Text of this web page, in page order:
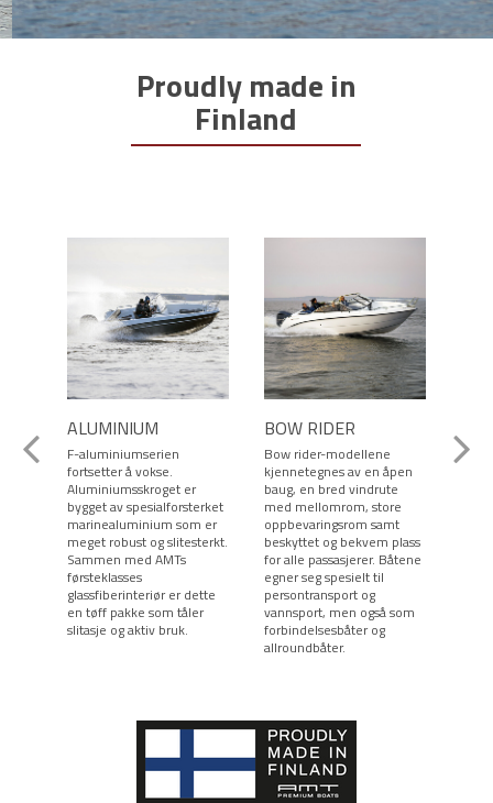
Proudly made in
Finland
ALUMINIUM
F-aluminiumserien
fortsetter å vokse.
Aluminiumsskroget er
bygget av spesialforsterket
marinealuminium som er
meget robust og slitesterkt.
Sammen med AMTs
førsteklasses
glassfiberinteriør er dette
en tøff pakke som tåler
slitasje og aktiv bruk.
BOW RIDER
Bow rider-modellene
kjennetegnes av en åpen
baug, en bred vindrute
med mellomrom, store
oppbevaringsrom samt
beskyttet og bekvem plass
for alle passasjerer. Båtene
egner seg spesielt til
persontransport og
vannsport, men også som
forbindelsesbåter og
allroundbåter.